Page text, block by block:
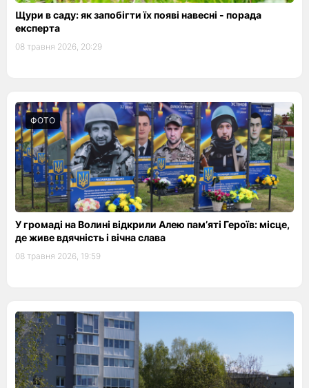
Щури в саду: як запобігти їх появі навесні - порада
експерта
08 травня 2026, 20:29
ФОТО
У громаді на Волині відкрили Алею пам’яті Героїв: місце,
де живе вдячність і вічна слава
08 травня 2026, 19:59